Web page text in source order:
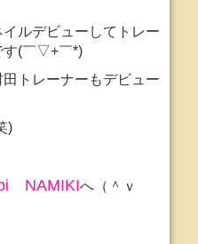
ルデビューしてトレー
す(￣▽+￣*)
トレーナーもデビュー
)
NAMIKIへ（＾ｖ